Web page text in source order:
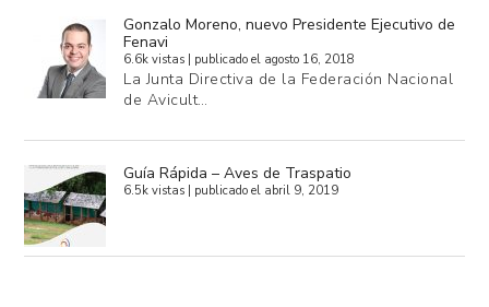
Gonzalo Moreno, nuevo Presidente Ejecutivo de
Fenavi
6.6k vistas publicado el agosto 16, 2018
La Junta Directiva de la Federación Nacional
de Avicult…
Guía Rápida – Aves de Traspatio
6.5k vistas publicado el abril 9, 2019